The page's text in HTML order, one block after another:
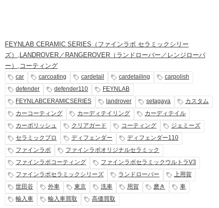
FEYNLAB CERAMIC SERIES（ファインラボ セラミックシリー
ズ） , LANDROVER／RANGEROVER（ランドローバー／レンジローバ
ー） , コーティング
car carcoating cardetail cardetailing
carpolish
defender
defender110
FEYNLAB
FEYNLABCERAMICSERIES
landrover setagaya
カスタム
カーコーティング
カーディテイリング
カーディテイル
カーポリッシュ
クリアガード コーティング
ジェミーズ
セラミックプロ
ディフェンダー
ディフェンダー110
ファインラボ
ファインラボオリジナルセラミック
ファインラボコーティング
ファインラボセラミックウルトラV3
ファインラボセラミックシリーズ
ランドローバー
上用賀
世田谷
外車 東京 洗車 用賀 磨き
車
輸入車
輸入車買取 高価買取